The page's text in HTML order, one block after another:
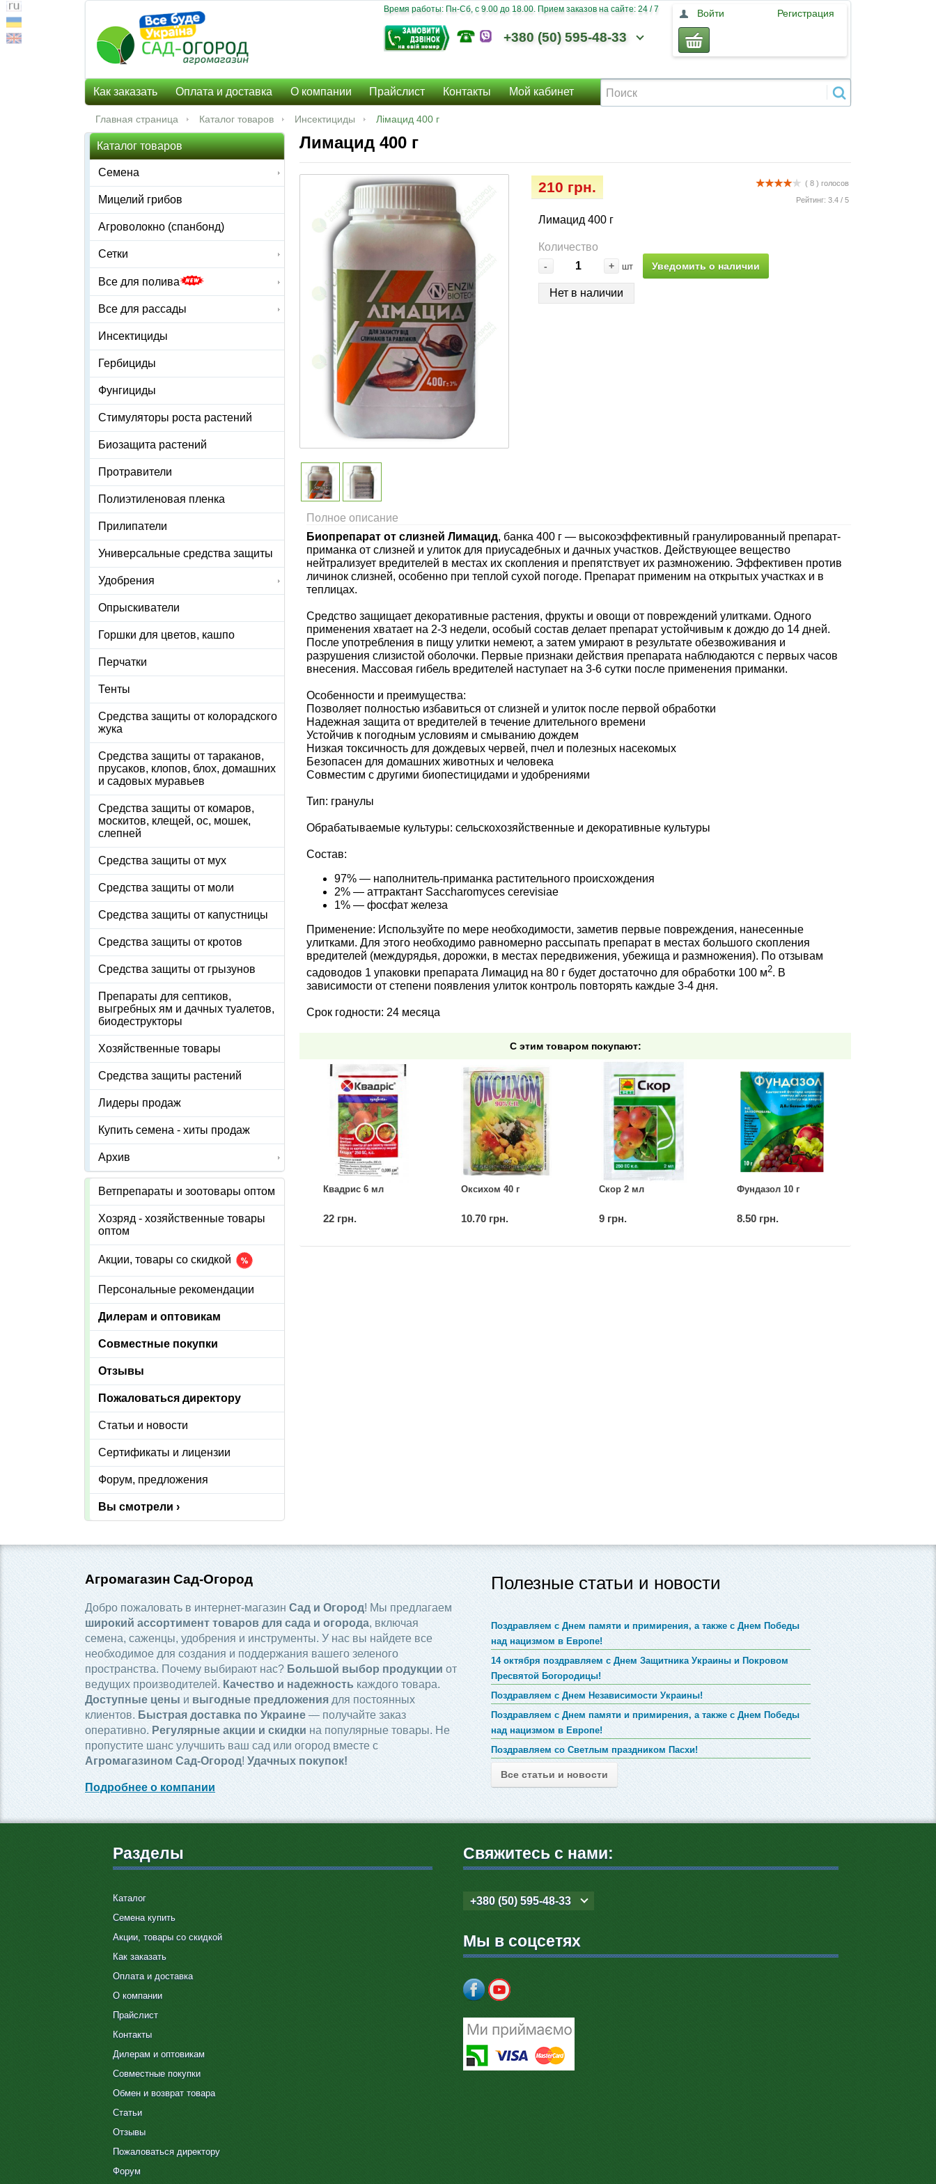
Время работы: Пн-Сб, c 9.00 до 18.00. Прием заказов на сайте: 24 / 7
+380 (50) 595-48-33
Войти Регистрация
Как заказать Оплата и доставка О компании Прайслист Контакты Мой кабинет
Главная страница Каталог товаров Инсектициды Лімацид 400 г
Лимацид 400 г
( 8 ) голосов
Рейтинг: 3.4/ 5
210 грн.
Лимацид 400 г
Количество
- + шт Уведомить о наличии
Нет в наличии
Полное описание
Биопрепарат от слизней Лимацид, банка 400 г — высокоэффективный гранулированный препарат-
приманка от слизней и улиток для приусадебных и дачных участков. Действующее вещество
нейтрализует вредителей в местах их скопления и препятствует их размножению. Эффективен против
личинок слизней, особенно при теплой сухой погоде. Препарат применим на открытых участках и в
теплицах.
Средство защищает декоративные растения, фрукты и овощи от повреждений улитками. Одного
применения хватает на 2-3 недели, особый состав делает препарат устойчивым к дождю до 14 дней.
После употребления в пищу улитки немеют, а затем умирают в результате обезвоживания и
разрушения слизистой оболочки. Первые признаки действия препарата наблюдаются с первых часов
внесения. Массовая гибель вредителей наступает на 3-6 сутки после применения приманки.
Особенности и преимущества:
Позволяет полностью избавиться от слизней и улиток после первой обработки
Надежная защита от вредителей в течение длительного времени
Устойчив к погодным условиям и смыванию дождем
Низкая токсичность для дождевых червей, пчел и полезных насекомых
Безопасен для домашних животных и человека
Совместим с другими биопестицидами и удобрениями
Тип: гранулы
Обрабатываемые культуры: сельскохозяйственные и декоративные культуры
Состав:
97% — наполнитель-приманка растительного происхождения
2% — аттрактант Saccharomyces cerevisiae
1% — фосфат железа
Применение: Используйте по мере необходимости, заметив первые повреждения, нанесенные
улитками. Для этого необходимо равномерно рассыпать препарат в местах большого скопления
вредителей (междурядья, дорожки, в местах передвижения, убежища и размножения). По отзывам
садоводов 1 упаковки препарата Лимацид на 80 г будет достаточно для обработки 100 м2. В
зависимости от степени появления улиток контроль повторять каждые 3-4 дня.
Срок годности: 24 месяца
С этим товаром покупают:
Квадрис 6 мл
22 грн.
Оксихом 40 г
10.70 грн.
Скор 2 мл
9 грн.
Фундазол 10 г
8.50 грн.
Каталог товаров
Семена
Мицелий грибов
Агроволокно (спанбонд)
Сетки
Все для полива
Все для рассады
Инсектициды
Гербициды
Фунгициды
Стимуляторы роста растений
Биозащита растений
Протравители
Полиэтиленовая пленка
Прилипатели
Универсальные средства защиты
Удобрения
Опрыскиватели
Горшки для цветов, кашпо
Перчатки
Тенты
Средства защиты от колорадского
жука
Средства защиты от тараканов,
прусаков, клопов, блох, домашних
и садовых муравьев
Средства защиты от комаров,
москитов, клещей, ос, мошек,
слепней
Средства защиты от мух
Средства защиты от моли
Средства защиты от капустницы
Средства защиты от кротов
Средства защиты от грызунов
Препараты для септиков,
выгребных ям и дачных туалетов,
биодеструкторы
Хозяйственные товары
Средства защиты растений
Лидеры продаж
Купить семена - хиты продаж
Архив
Ветпрепараты и зоотовары оптом
Хозряд - хозяйственные товары
оптом
Акции, товары со скидкой
Персональные рекомендации
Дилерам и оптовикам
Совместные покупки
Отзывы
Пожаловаться директору
Статьи и новости
Сертификаты и лицензии
Форум, предложения
Вы смотрели ›
Агромагазин Сад-Огород
Добро пожаловать в интернет-магазин Сад и Огород! Мы предлагаем
широкий ассортимент товаров для сада и огорода, включая
семена, саженцы, удобрения и инструменты. У нас вы найдете все
необходимое для создания и поддержания вашего зеленого
пространства. Почему выбирают нас? Большой выбор продукцииот
ведущих производителей. Качество и надежностькаждого товара.
Доступные цены и выгодные предложения для постоянных
клиентов. Быстрая доставка по Украине — получайте заказ
оперативно. Регулярные акции и скидкина популярные товары. Не
пропустите шанс улучшить ваш сад или огород вместе с
Агромагазином Сад-Огород!Удачных покупок!
Подробнее о компании
Полезные статьи и новости
Поздравляем с Днем памяти и примирения, а также с Днем Победы
над нацизмом в Европе!
14 октября поздравляем с Днем Защитника Украины и Покровом
Пресвятой Богородицы!
Поздравляем с Днем Независимости Украины!
Поздравляем с Днем памяти и примирения, а также с Днем Победы
над нацизмом в Европе!
Поздравляем со Светлым праздником Пасхи!
Все статьи и новости
Разделы
Каталог
Семена купить
Акции, товары со скидкой
Как заказать
Оплата и доставка
О компании
Прайслист
Контакты
Дилерам и оптовикам
Совместные покупки
Обмен и возврат товара
Статьи
Отзывы
Пожаловаться директору
Форум
Свяжитесь с нами:
+380 (50) 595-48-33
Мы в соцсетях